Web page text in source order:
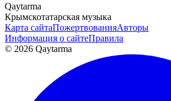
Qaytarma
Крымскотатарская музыка
Карта сайтаПожертвованияАвторы
Информация о сайтеПравила
© 2026 Qaytarma